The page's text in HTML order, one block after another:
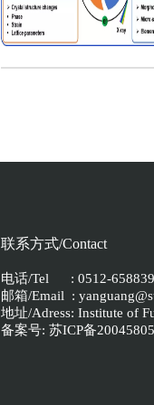
联系方式/Contact
电话/Tel : 0512-
邮箱/Email :
地址/Adress: Institute of
备案号: 苏ICP备